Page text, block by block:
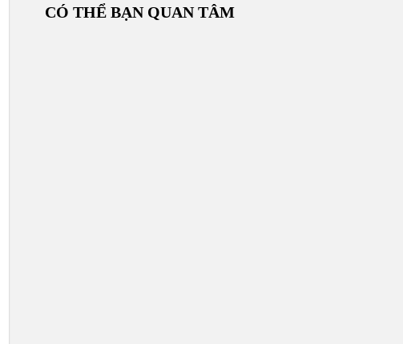
CÓ THỂ BẠN QUAN TÂM